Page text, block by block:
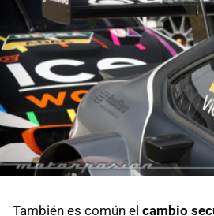
También es común el cambio